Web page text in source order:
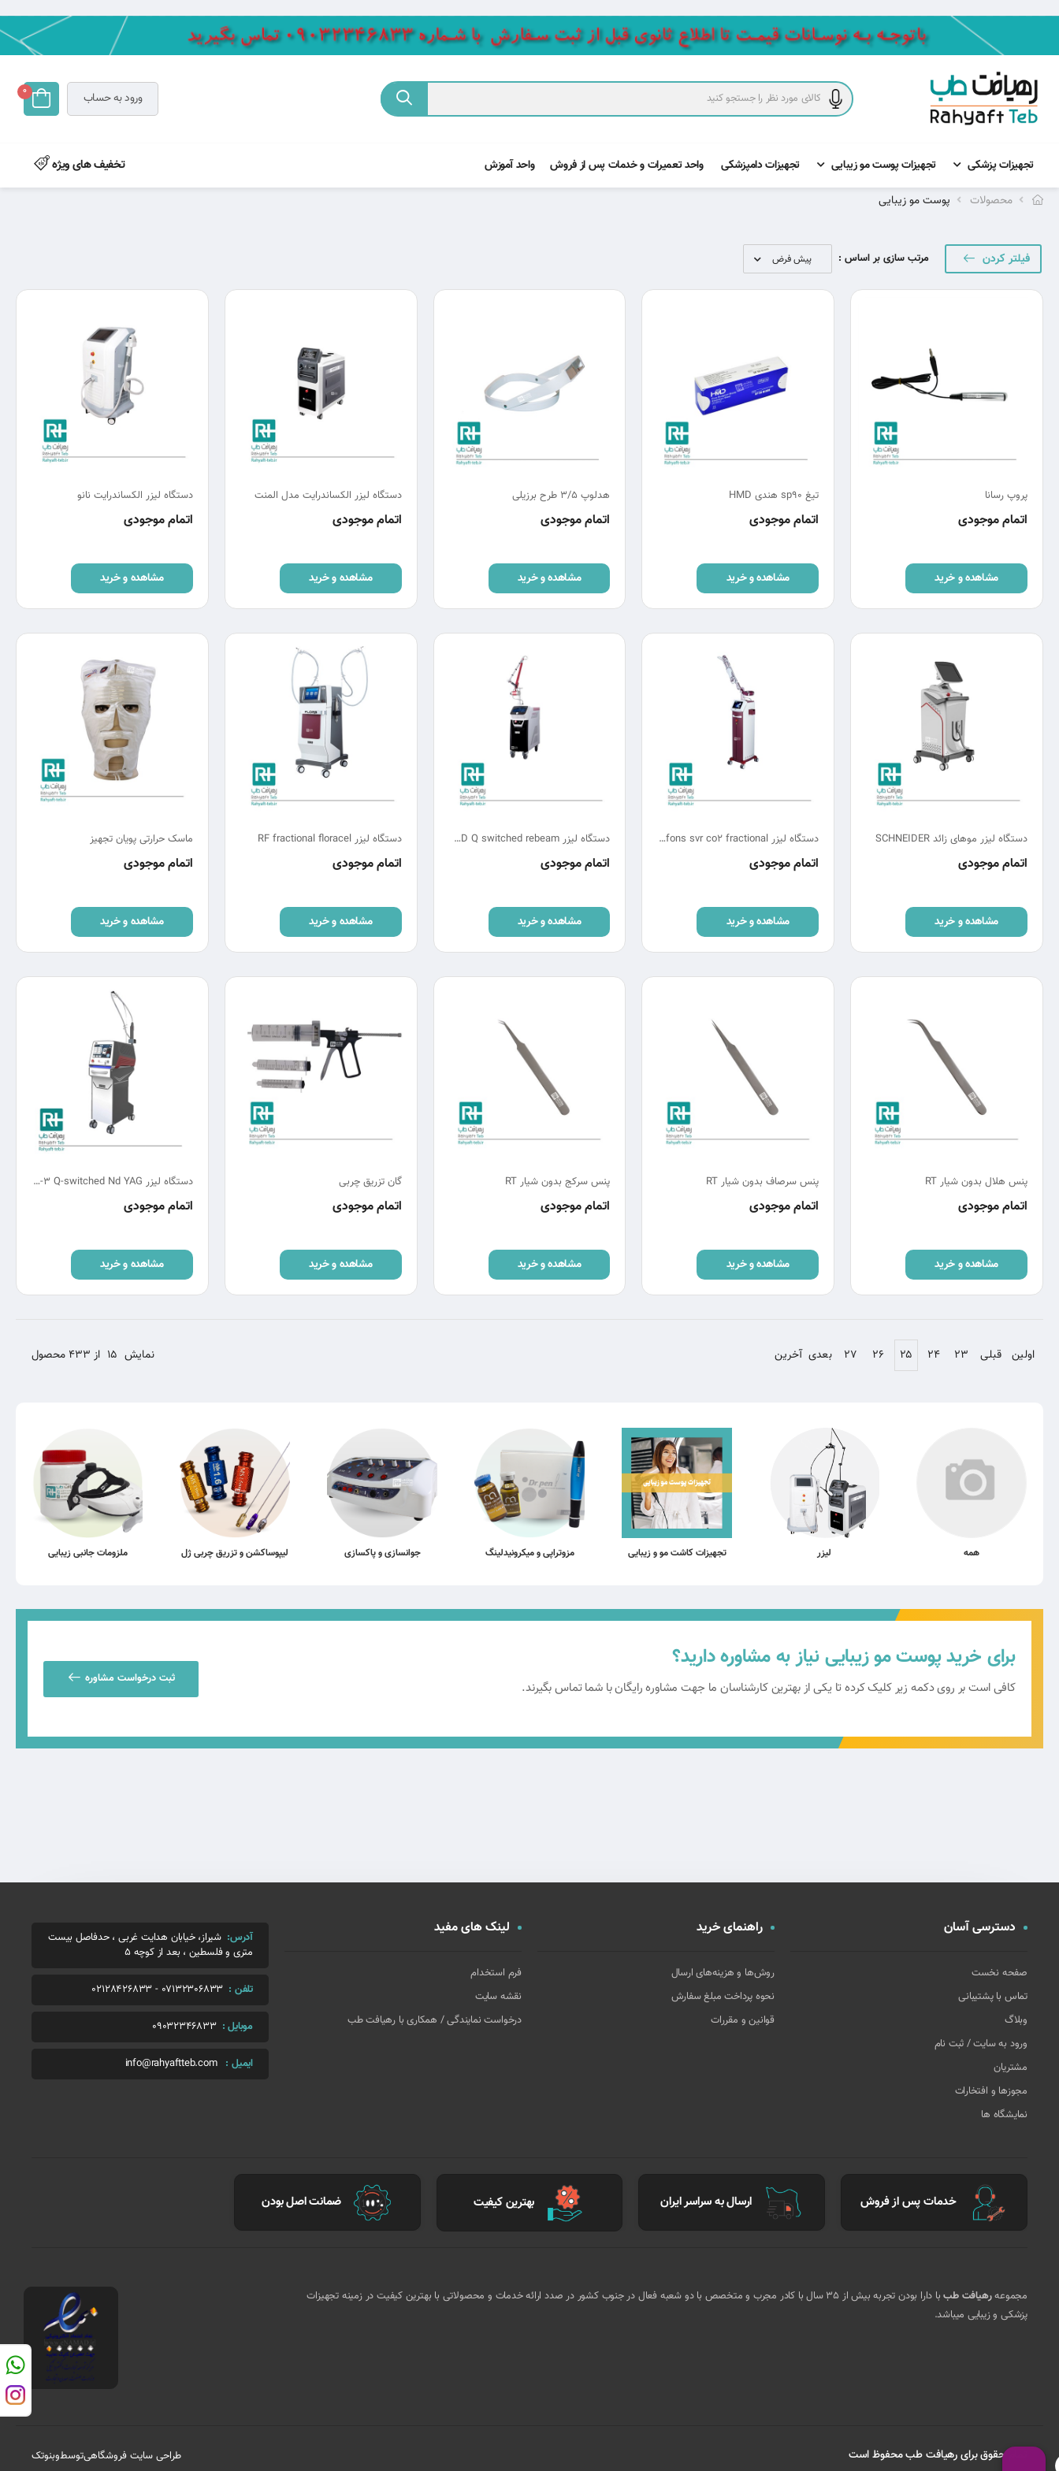
ورود به حساب 0
تجهیزات پزشکی تجهیزات پوست مو زیبایی تجهیزات دامپزشکی واحد تعمیرات و خدمات پس از فروش واحد آموزش تخفیف های ویژه
محصولات پوست مو زیبایی
فیلتر کردن مرتب سازی بر اساس :
پروپ رسانا
اتمام موجودی
مشاهده و خرید
تیغ sp90 هندی HMD
اتمام موجودی
مشاهده و خرید
هدلوپ 3/5 طرح برزیلی
اتمام موجودی
مشاهده و خرید
دستگاه لیزر الکساندرایت مدل المنت
اتمام موجودی
مشاهده و خرید
دستگاه لیزر الکساندرایت نانو
اتمام موجودی
مشاهده و خرید
دستگاه لیزر موهای زائد SCHNEIDER
اتمام موجودی
مشاهده و خرید
دستگاه لیزر RUIKD fons svr co2 fractional
اتمام موجودی
مشاهده و خرید
دستگاه لیزر RUIKD Q switched rebeam
اتمام موجودی
مشاهده و خرید
دستگاه لیزر RF fractional floracel
اتمام موجودی
مشاهده و خرید
ماسک حرارتی پویان تجهیز
اتمام موجودی
مشاهده و خرید
پنس هلال بدون شیار RT
اتمام موجودی
مشاهده و خرید
پنس سرصاف بدون شیار RT
اتمام موجودی
مشاهده و خرید
پنس سرکج بدون شیار RT
اتمام موجودی
مشاهده و خرید
گان تزریق چربی
اتمام موجودی
مشاهده و خرید
دستگاه لیزر RUIKD Genelux-3 Q-switched Nd YAG
اتمام موجودی
مشاهده و خرید
نمایش 15 از 433 محصول اولین قبلی ۲۳ ۲۴ ۲۵ ۲۶ ۲۷ بعدی آخرین
همه لیزر تجهیزات کاشت مو و زیبایی مزوتراپی و میکرونیدلینگ جوانسازی و پاکسازی لیپوساکشن و تزریق چربی ژل ملزومات جانبی زیبایی
برای خرید پوست مو زیبایی نیاز به مشاوره دارید؟
کافی است بر روی دکمه زیر کلیک کرده تا یکی از بهترین کارشناسان ما جهت مشاوره رایگان با شما تماس بگیرند.
ثبت درخواست مشاوره
دسترسی آسان
صفحه نخست
تماس با پشتیبانی
وبلاگ
ورود به سایت / ثبت نام
مشتریان
مجوزها و افتخارات
نمایشگاه ها
راهنمای خرید
روش‌ها و هزینه‌های ارسال
نحوه پرداخت مبلغ سفارش
قوانین و مقررات
لینک های مفید
فرم استخدام
نقشه سایت
درخواست نمایندگی / همکاری با رهیافت طب
آدرس: شیراز، خیابان هدایت غربی ، حدفاصل بیست
متری و فلسطین ، بعد از کوچه 5
تلفن : 07132306833
-
02128426833
موبایل : 09032346833
ایمیل : info@rahyaftteb.com
خدمات پس از فروش ارسال به سراسر ایران بهترین کیفیت ضمانت اصل بودن
مجموعهرهیافت طب
با دارا بودن تجربه بیش از 35 سال با کادر مجرب و متخصص با دو شعبه فعال در جنوب کشور در صدد ارائه خدمات و محصولاتی با بهترین کیفیت در زمینه تجهیزات
پزشکی و زیبایی میباشد.
تمام حقوق برای رهیافت طب محفوظ است طراحی سایت فروشگاهیتوسطوبنوتک